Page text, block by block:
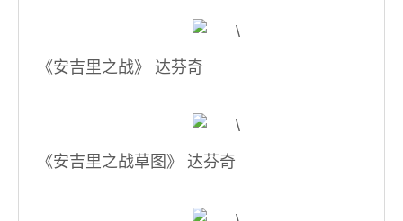
《安吉里之战》 达芬奇
《安吉里之战草图》 达芬奇